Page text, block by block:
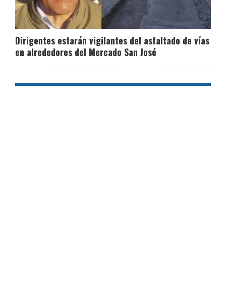
Dirigentes estarán vigilantes del asfaltado de vías
en alrededores del Mercado San José